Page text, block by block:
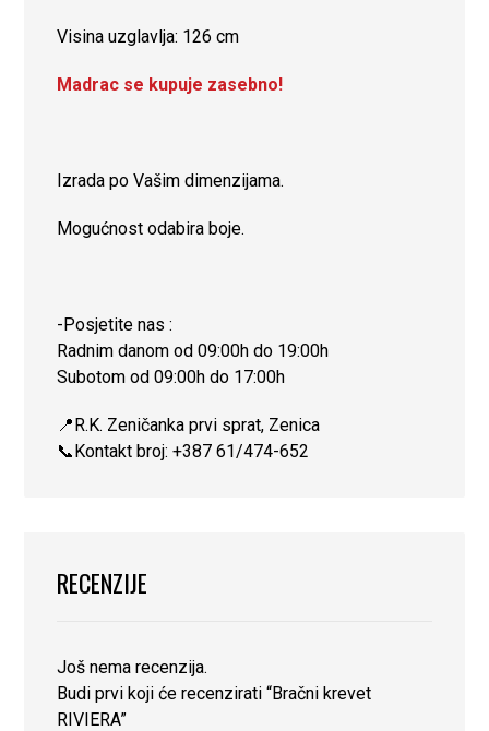
Visina uzglavlja: 126 cm
Madrac se kupuje zasebno!
Izrada po Vašim dimenzijama.
Mogućnost odabira boje.
-Posjetite nas :
Radnim danom od 09:00h do 19:00h
Subotom od 09:00h do 17:00h
📍R.K. Zeničanka prvi sprat, Zenica
📞Kontakt broj: +387 61/474-652
RECENZIJE
Još nema recenzija.
Budi prvi koji će recenzirati “Bračni krevet
RIVIERA”